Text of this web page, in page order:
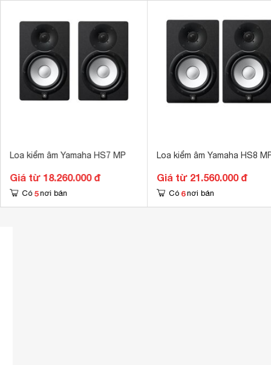
Loa kiểm âm Yamaha HS7 MP
Giá từ 18.260.000 đ
Có 5 nơi bán
Loa kiểm âm Yamaha HS8
Giá từ 21.560.000 đ
Có 6 nơi bán